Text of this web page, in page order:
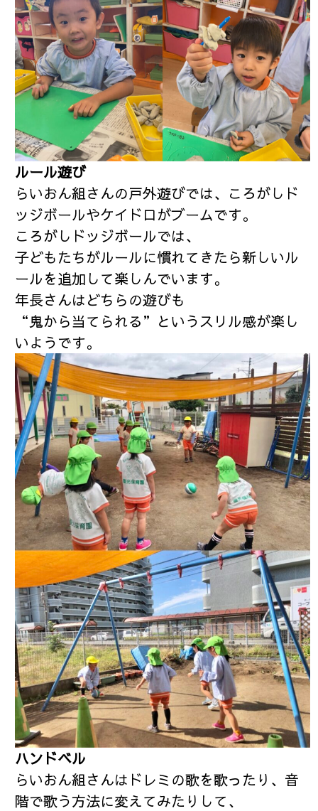
ルール遊び
らいおん組さんの戸外遊びでは、ころがしド
ッジボールやケイドロがブームです。
ころがしドッジボールでは、
子どもたちがルールに慣れてきたら新しいル
ールを追加して楽しんでいます。
年長さんはどちらの遊びも
“鬼から当てられる”というスリル感が楽し
いようです。
ハンドベル
らいおん組さんはドレミの歌を歌ったり、音
階で歌う方法に変えてみたりして、